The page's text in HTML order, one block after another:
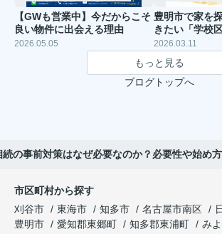
【GWも営業中】今だからこそ
良い物件に出会える理由
2026.05.05
豊明市で家を
きたい「学校
2026.03.11
もっと見る
ブログトップへ
続の事前対策はなぜ必要なのか？必要性や始め
市区町村から探す
刈谷市
東海市 知多市 名古屋市南区
豊明市
愛知郡東郷町 知多郡東浦町
み